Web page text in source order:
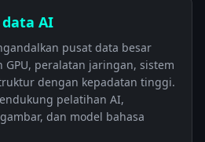
AI
pusat data besar
peralatan jaringan, sistem
dengan kepadatan tinggi.
pelatihan AI,
dan model bahasa